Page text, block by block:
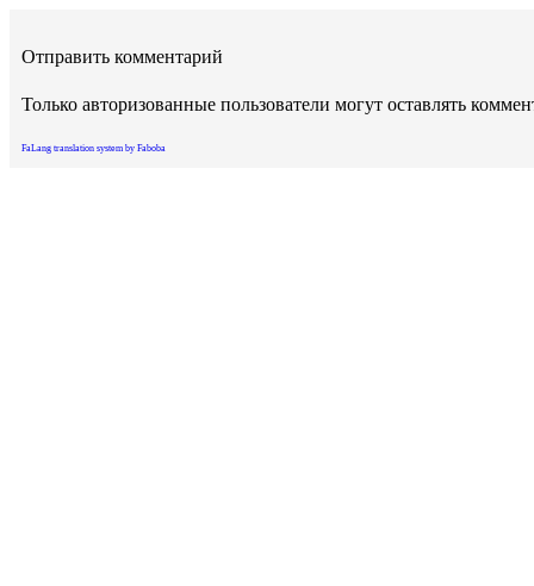
Отправить комментарий
Только авторизованные пользователи могут оставлять
FaLang translation system by Faboba